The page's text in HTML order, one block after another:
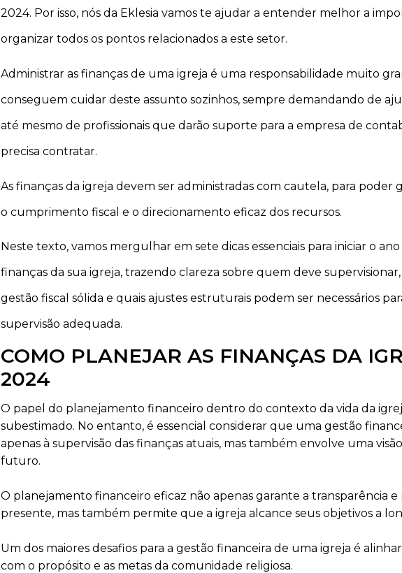
2024. Por isso, nós da Eklesia vamos te ajudar a entender melhor a
organizar todos os pontos relacionados a este setor.
Administrar as finanças de uma igreja é uma responsabilidade muito
conseguem cuidar deste assunto sozinhos, sempre demandando de
até mesmo de profissionais que darão suporte para a empresa de
precisa contratar.
As finanças da igreja devem ser administradas com cautela, para poder
o cumprimento fiscal e o direcionamento eficaz dos recursos.
Neste texto, vamos mergulhar em sete dicas essenciais para iniciar o
finanças da sua igreja, trazendo clareza sobre quem deve
gestão fiscal sólida e quais ajustes estruturais podem ser necessários
supervisão adequada.
COMO PLANEJAR AS FINANÇAS DA
2024
O papel do planejamento financeiro dentro do contexto da vida da
subestimado. No entanto, é essencial considerar que uma gestão
apenas à supervisão das finanças atuais, mas também envolve uma
futuro.
O planejamento financeiro eficaz não apenas garante a transparência e
presente, mas também permite que a igreja alcance seus objetivos a
Um dos maiores desafios para a gestão financeira de uma igreja é
com o propósito e as metas da comunidade religiosa.